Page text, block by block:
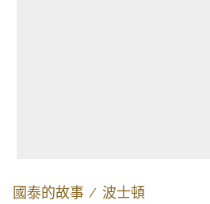
國泰的故事 ∕ 波士頓